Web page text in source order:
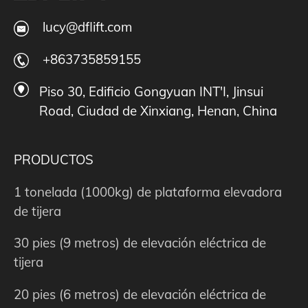
lucy@dflift.com
+863735859155
Piso 30, Edificio Gongyuan INT'I, Jinsui
Road, Ciudad de Xinxiang, Henan, China
PRODUCTOS
1 tonelada (1000kg) de plataforma elevadora
de tijera
30 pies (9 metros) de elevación eléctrica de
tijera
20 pies (6 metros) de elevación eléctrica de